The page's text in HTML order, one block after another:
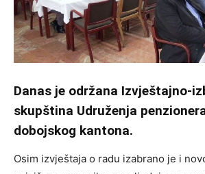
Danas je održana Izvještajno-
skupština Udruženja
dobojskog kantona.
Osim izvještaja o radu izabrano je i